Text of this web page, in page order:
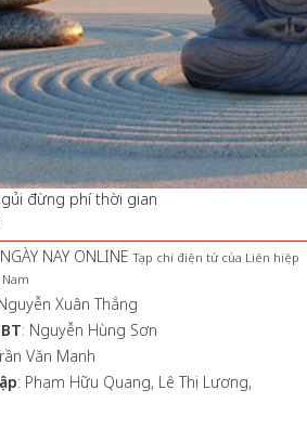
đừng phí thời gian
NAY ONLINE Tạp chí điện tử của Liên hiệp
Xuân Thắng
: Nguyễn Hùng Sơn
Văn Mạnh
: Phạm Hữu Quang, Lê Thị Lương,